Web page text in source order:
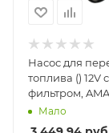
Насос для
топлива () 12V c
фильтром,
Мало